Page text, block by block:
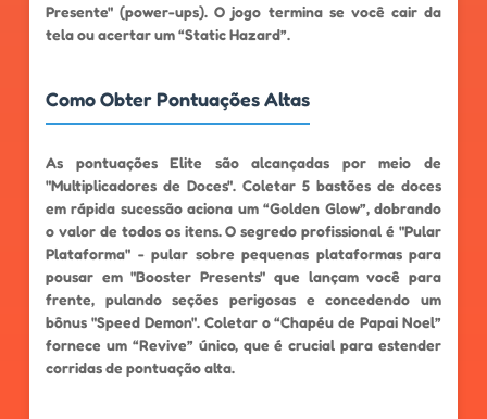
Presente" (power-ups). O jogo termina se você cair da
tela ou acertar um “Static Hazard”.
Como Obter Pontuações Altas
As pontuações Elite são alcançadas por meio de
"Multiplicadores de Doces". Coletar 5 bastões de doces
em rápida sucessão aciona um “Golden Glow”, dobrando
o valor de todos os itens. O segredo profissional é "Pular
Plataforma" - pular sobre pequenas plataformas para
pousar em "Booster Presents" que lançam você para
frente, pulando seções perigosas e concedendo um
bônus "Speed ​​​​Demon". Coletar o “Chapéu de Papai Noel”
fornece um “Revive” único, que é crucial para estender
corridas de pontuação alta.